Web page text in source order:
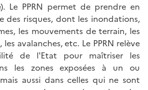
Le PPRN permet de prendre en
des risques, dont les inondations,
les mouvements de terrain, les
avalanches, etc. Le PPRN relève
de l'Etat pour maîtriser les
les zones exposées à un ou
aussi dans celles qui ne sont